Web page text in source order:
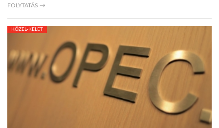
FOLYTATÁS →
KÖZEL-KELET